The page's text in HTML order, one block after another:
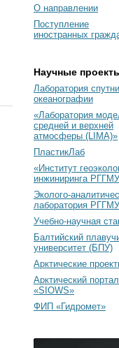
О направлении
Поступление
иностранных
Научные
Лаборатория
океанографии
«Лаборатория
средней и верхней
атмосферы (LIMA)»
ПластикЛаб
«Институт
инжиниринга
Эколого-
лаборатория РГГМУ
Учебно-научная
Балтийский
университет (БПУ)
Арктические
Арктический портал
«SIOWS»
ФИП «Гидромет»